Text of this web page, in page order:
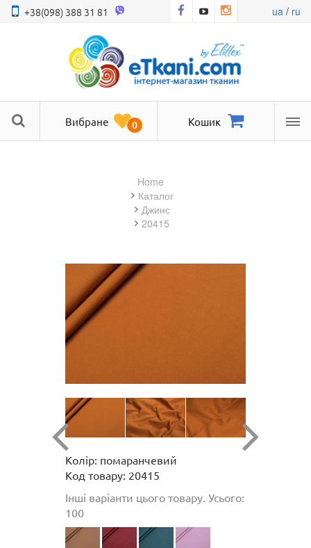
+38(098) 388 31 81 ua/ ru
Вибране 0 Кошик
Home
Каталог
джинс
20415
Колір: помаранчевий
Код товару: 20415
Інші варіанти цього товару. Усього:
100